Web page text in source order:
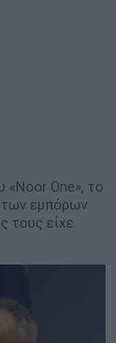
«Noor One», το
των εμπόρων
τους είχε